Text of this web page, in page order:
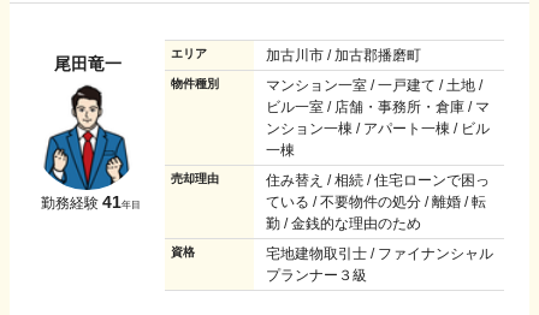
尾田竜一
勤務経験 41年目
エリア 加古川市 / 加古郡播磨町
物件種別
マンション一室 / 一戸建て / 土地 /
ビル一室 / 店舗・事務所・倉庫 / マ
ンション一棟 / アパート一棟 / ビル
一棟
売却理由
住み替え / 相続 / 住宅ローンで困っ
ている / 不要物件の処分 / 離婚 / 転
勤 / 金銭的な理由のため
資格
宅地建物取引士 / ファイナンシャル
プランナー３級